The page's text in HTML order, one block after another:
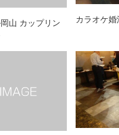
山 カップリン
カラオケ